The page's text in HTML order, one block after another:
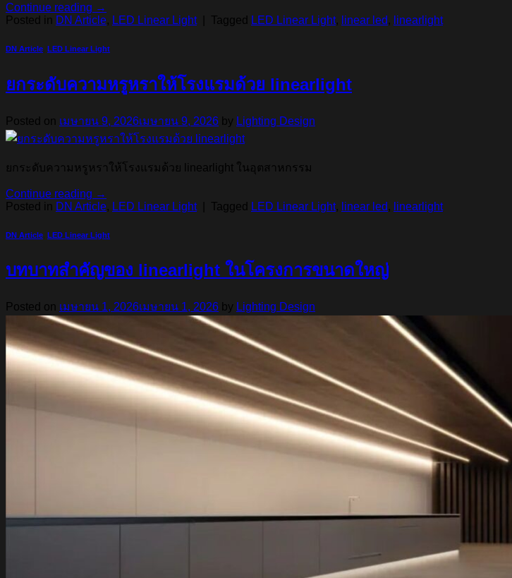
Continue reading →
Posted in DN Article, LED Linear Light Tagged LED Linear Light, linear led , linearlight
DN Article LED Linear Light
ยกระดับความหรูหราให้โรงแรมด้วย linearlight
Posted on เมษายน 9, 2026เมษายน 9, 2026 by Lighting Design
ยกระดับความหรูหราให้โรงแรมด้วย linearlight ในอุตสาหกรรม
Continue reading →
Posted in DN Article, LED Linear Light Tagged LED Linear Light, linear led , linearlight
DN Article LED Linear Light
บทบาทสำคัญของ linearlight ในโครงการขนาดใหญ่
Posted on เมษายน 1, 2026เมษายน 1, 2026 by Lighting Design